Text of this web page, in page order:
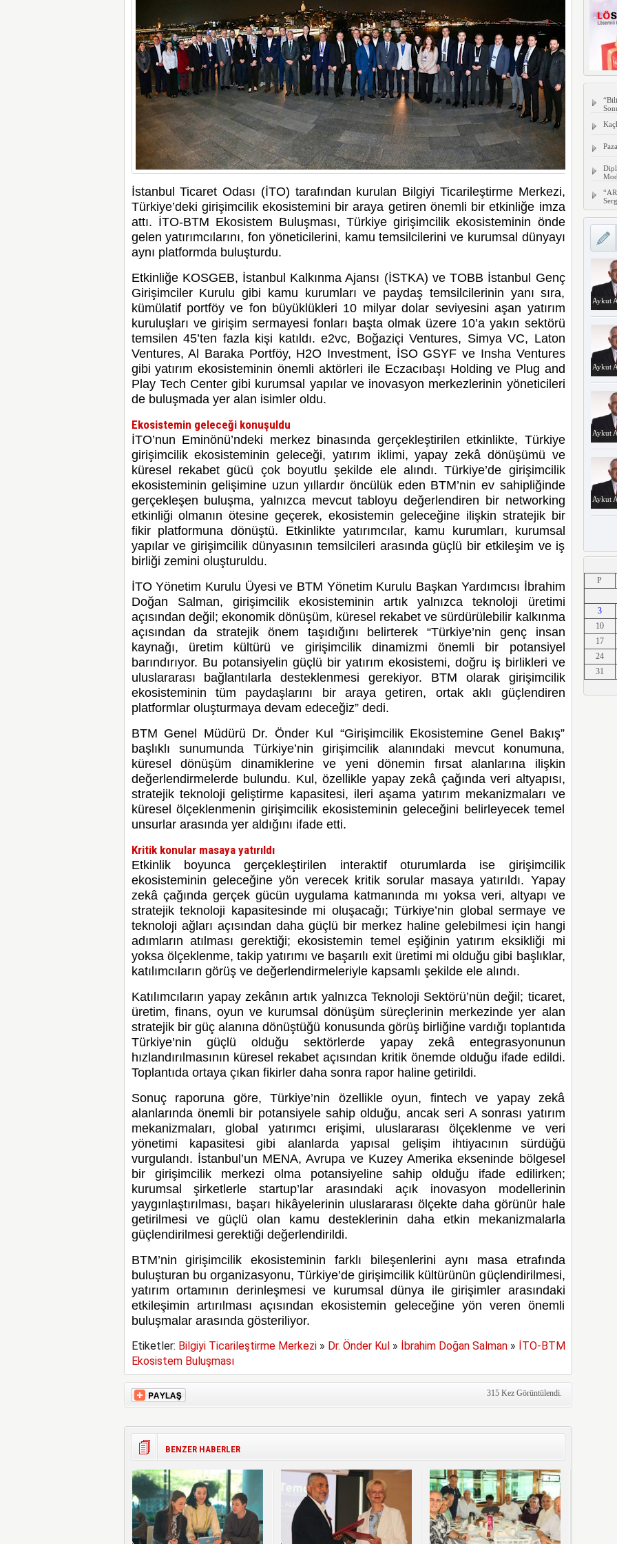
İstanbul Ticaret Odası (İTO) tarafından kurulan Bilgiyi Ticarileştirme Merkezi,
Türkiye’deki girişimcilik ekosistemini bir araya getiren önemli bir etkinliğe imza
attı. İTO-BTM Ekosistem Buluşması, Türkiye girişimcilik ekosisteminin önde
gelen yatırımcılarını, fon yöneticilerini, kamu temsilcilerini ve kurumsal dünyayı
aynı platformda buluşturdu.
Etkinliğe KOSGEB, İstanbul Kalkınma Ajansı (İSTKA) ve TOBB İstanbul Genç
Girişimciler Kurulu gibi kamu kurumları ve paydaş temsilcilerinin yanı sıra,
kümülatif portföy ve fon büyüklükleri 10 milyar dolar seviyesini aşan yatırım
kuruluşları ve girişim sermayesi fonları başta olmak üzere 10’a yakın sektörü
temsilen 45’ten fazla kişi katıldı. e2vc, Boğaziçi Ventures, Simya VC, Laton
Ventures, Al Baraka Portföy, H2O Investment, İSO GSYF ve Insha Ventures
gibi yatırım ekosisteminin önemli aktörleri ile Eczacıbaşı Holding ve Plug and
Play Tech Center gibi kurumsal yapılar ve inovasyon merkezlerinin yöneticileri
de buluşmada yer alan isimler oldu.
Ekosistemin geleceği konuşuldu
İTO’nun Eminönü’ndeki merkez binasında gerçekleştirilen etkinlikte, Türkiye
girişimcilik ekosisteminin geleceği, yatırım iklimi, yapay zekâ dönüşümü ve
küresel rekabet gücü çok boyutlu şekilde ele alındı. Türkiye’de girişimcilik
ekosisteminin gelişimine uzun yıllardır öncülük eden BTM’nin ev sahipliğinde
gerçekleşen buluşma, yalnızca mevcut tabloyu değerlendiren bir networking
etkinliği olmanın ötesine geçerek, ekosistemin geleceğine ilişkin stratejik bir
fikir platformuna dönüştü. Etkinlikte yatırımcılar, kamu kurumları, kurumsal
yapılar ve girişimcilik dünyasının temsilcileri arasında güçlü bir etkileşim ve iş
birliği zemini oluşturuldu.
İTO Yönetim Kurulu Üyesi ve BTM Yönetim Kurulu Başkan Yardımcısı İbrahim
Doğan Salman, girişimcilik ekosisteminin artık yalnızca teknoloji üretimi
açısından değil; ekonomik dönüşüm, küresel rekabet ve sürdürülebilir kalkınma
açısından da stratejik önem taşıdığını belirterek “Türkiye’nin genç insan
kaynağı, üretim kültürü ve girişimcilik dinamizmi önemli bir potansiyel
barındırıyor. Bu potansiyelin güçlü bir yatırım ekosistemi, doğru iş birlikleri ve
uluslararası bağlantılarla desteklenmesi gerekiyor. BTM olarak girişimcilik
ekosisteminin tüm paydaşlarını bir araya getiren, ortak aklı güçlendiren
platformlar oluşturmaya devam edeceğiz” dedi.
BTM Genel Müdürü Dr. Önder Kul “Girişimcilik Ekosistemine Genel Bakış”
başlıklı sunumunda Türkiye’nin girişimcilik alanındaki mevcut konumuna,
küresel dönüşüm dinamiklerine ve yeni dönemin fırsat alanlarına ilişkin
değerlendirmelerde bulundu. Kul, özellikle yapay zekâ çağında veri altyapısı,
stratejik teknoloji geliştirme kapasitesi, ileri aşama yatırım mekanizmaları ve
küresel ölçeklenmenin girişimcilik ekosisteminin geleceğini belirleyecek temel
unsurlar arasında yer aldığını ifade etti.
Kritik konular masaya yatırıldı
Etkinlik boyunca gerçekleştirilen interaktif oturumlarda ise girişimcilik
ekosisteminin geleceğine yön verecek kritik sorular masaya yatırıldı. Yapay
zekâ çağında gerçek gücün uygulama katmanında mı yoksa veri, altyapı ve
stratejik teknoloji kapasitesinde mi oluşacağı; Türkiye’nin global sermaye ve
teknoloji ağları açısından daha güçlü bir merkez haline gelebilmesi için hangi
adımların atılması gerektiği; ekosistemin temel eşiğinin yatırım eksikliği mi
yoksa ölçeklenme, takip yatırımı ve başarılı exit üretimi mi olduğu gibi başlıklar,
katılımcıların görüş ve değerlendirmeleriyle kapsamlı şekilde ele alındı.
Katılımcıların yapay zekânın artık yalnızca Teknoloji Sektörü’nün değil; ticaret,
üretim, finans, oyun ve kurumsal dönüşüm süreçlerinin merkezinde yer alan
stratejik bir güç alanına dönüştüğü konusunda görüş birliğine vardığı toplantıda
Türkiye’nin güçlü olduğu sektörlerde yapay zekâ entegrasyonunun
hızlandırılmasının küresel rekabet açısından kritik önemde olduğu ifade edildi.
Toplantıda ortaya çıkan fikirler daha sonra rapor haline getirildi.
Sonuç raporuna göre, Türkiye’nin özellikle oyun, fintech ve yapay zekâ
alanlarında önemli bir potansiyele sahip olduğu, ancak seri A sonrası yatırım
mekanizmaları, global yatırımcı erişimi, uluslararası ölçeklenme ve veri
yönetimi kapasitesi gibi alanlarda yapısal gelişim ihtiyacının sürdüğü
vurgulandı. İstanbul’un MENA, Avrupa ve Kuzey Amerika ekseninde bölgesel
bir girişimcilik merkezi olma potansiyeline sahip olduğu ifade edilirken;
kurumsal şirketlerle startup’lar arasındaki açık inovasyon modellerinin
yaygınlaştırılması, başarı hikâyelerinin uluslararası ölçekte daha görünür hale
getirilmesi ve güçlü olan kamu desteklerinin daha etkin mekanizmalarla
güçlendirilmesi gerektiği değerlendirildi.
BTM’nin girişimcilik ekosisteminin farklı bileşenlerini aynı masa etrafında
buluşturan bu organizasyonu, Türkiye’de girişimcilik kültürünün güçlendirilmesi,
yatırım ortamının derinleşmesi ve kurumsal dünya ile girişimler arasındaki
etkileşimin artırılması açısından ekosistemin geleceğine yön veren önemli
buluşmalar arasında gösteriliyor.
Etiketler: Bilgiyi Ticarileştirme Merkezi» Dr. Önder Kul» İbrahim Doğan Salman» İTO-BTM
Ekosistem Buluşması
315 Kez Görüntülendi.
BENZER HABERLER
Aykut
Aykut
Aykut
Aykut
Erkut
Erkut
P
3
10
17
24
31